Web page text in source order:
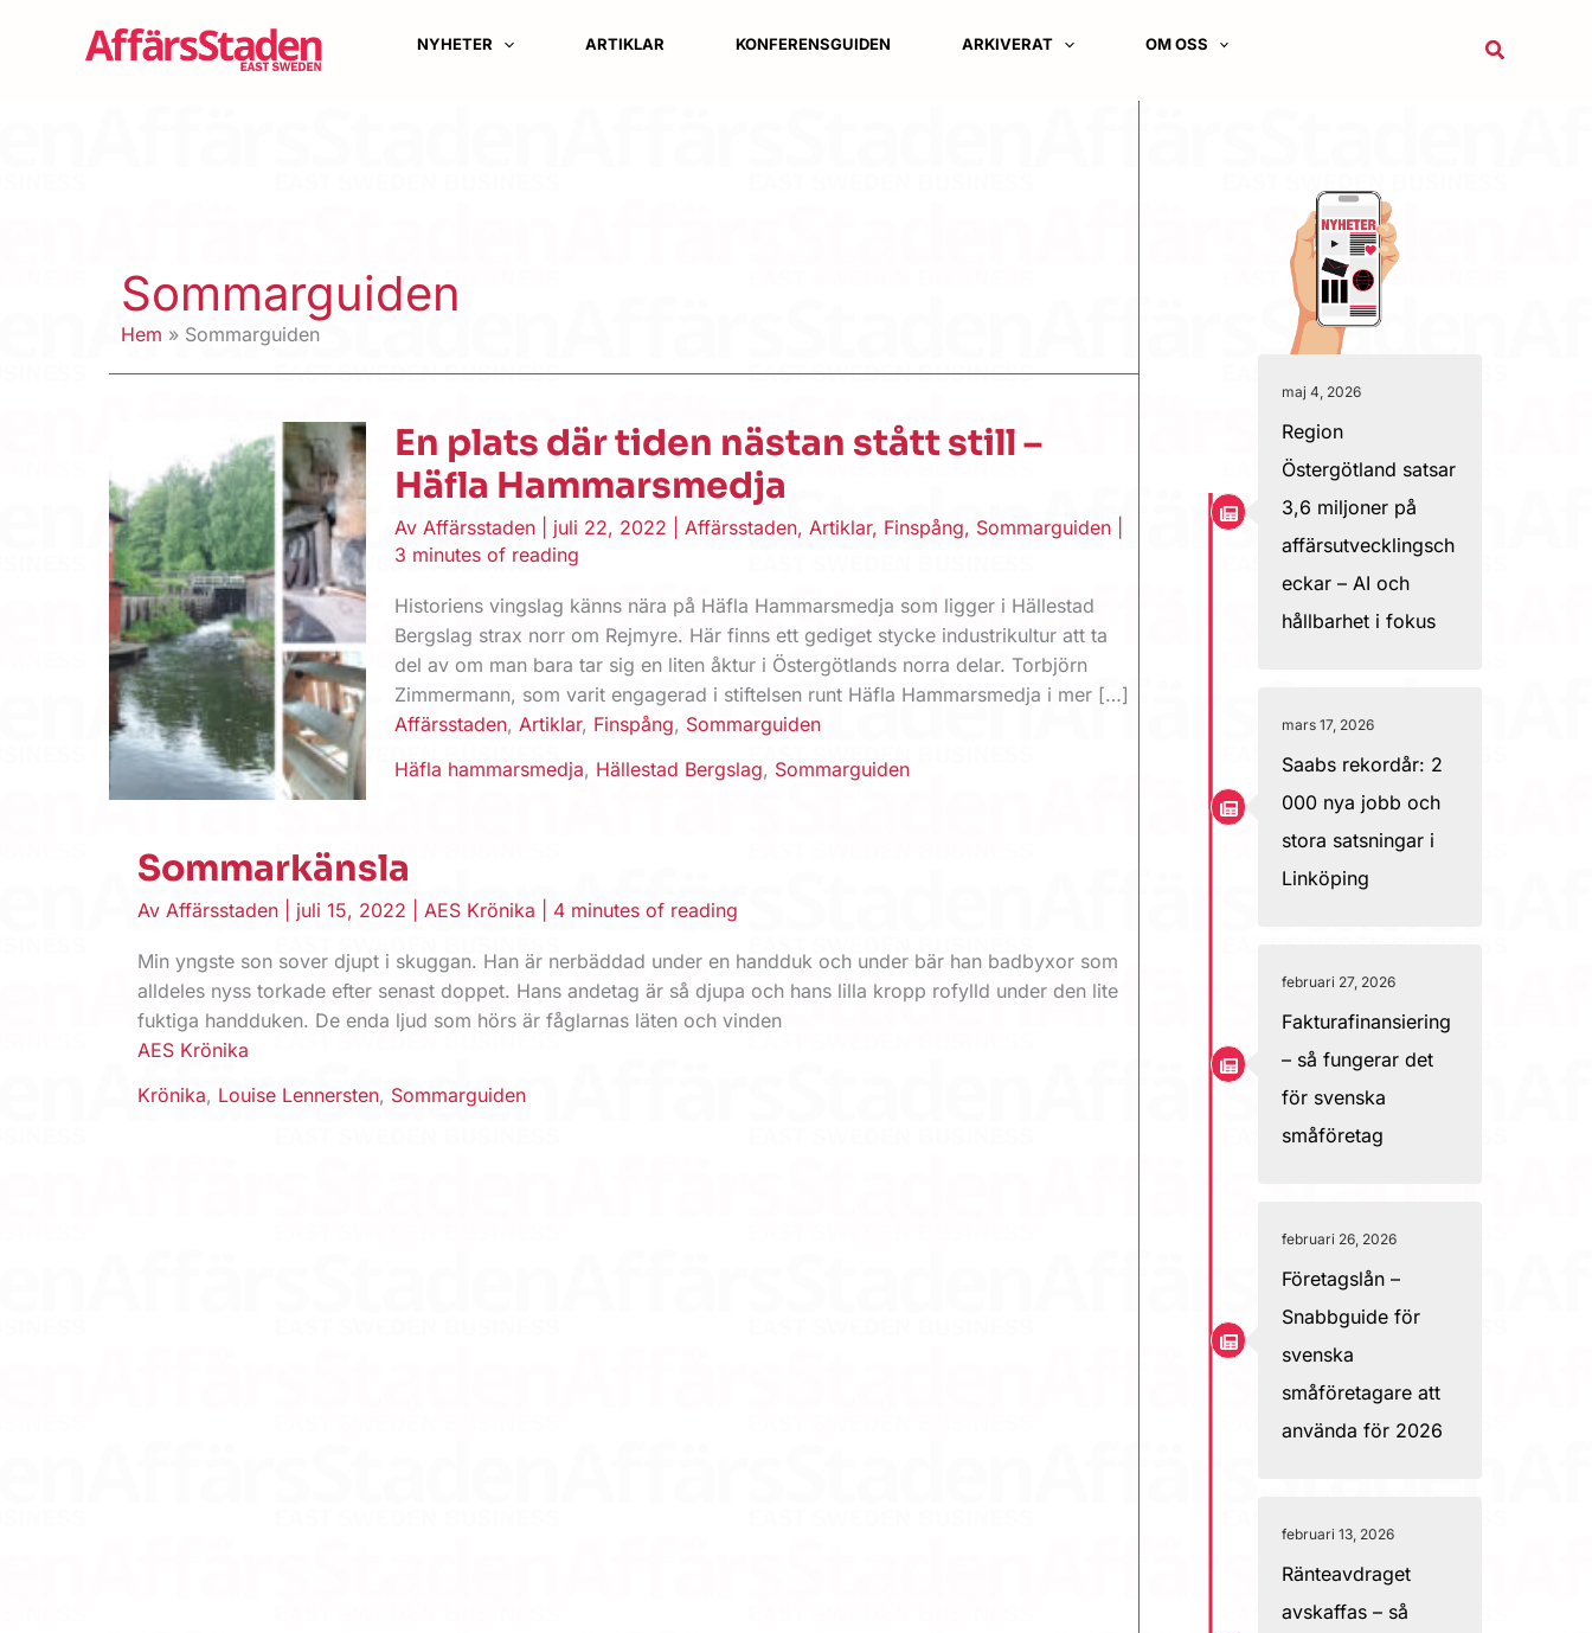
NYHETER ARTIKLAR KONFERENSGUIDEN ARKIVERAT OM OSS Sök
Sommarguiden
Hem Sommarguiden
En plats där tiden nästan stått still –
Häfla Hammarsmedja
AvAffärsstaden juli 22, 2022 |Affärsstaden,Artiklar, Finspång, Sommarguiden
3 minutes of reading
Historiens vingslag känns nära på Häfla Hammarsmedja som ligger i Hällestad
Bergslag strax norr om Rejmyre. Här finns ett gediget stycke industrikultur att ta
del av om man bara tar sig en liten åktur i Östergötlands norra delar. Torbjörn
Zimmermann, som varit engagerad i stiftelsen runt Häfla Hammarsmedja i mer […]
Affärsstaden,Artiklar, Finspång, Sommarguiden
Häfla hammarsmedja, Hällestad Bergslag, Sommarguiden
Sommarkänsla
Av Affärsstaden juli 15, 2022 AES Krönika 4 minutes of reading
Min yngste son sover djupt i skuggan. Han är nerbäddad under en handduk och under bär han badbyxor som
alldeles nyss torkade efter senast doppet. Hans andetag är så djupa och hans lilla kropp rofylld under den lite
fuktiga handduken. De enda ljud som hörs är fåglarnas läten och vinden
AES Krönika
Krönika, Louise Lennersten, Sommarguiden
maj 4, 2026
Region
Östergötland satsar
3,6 miljoner på
affärsutvecklingsch
eckar – AI och
hållbarhet i fokus
mars 17, 2026
Saabs rekordår: 2
000 nya jobb och
stora satsningar i
Linköping
februari 27, 2026
Fakturafinansiering
– så fungerar det
för svenska
småföretag
februari 26, 2026
Företagslån –
Snabbguide för
svenska
småföretagare att
använda för 2026
februari 13, 2026
Ränteavdraget
avskaffas – så